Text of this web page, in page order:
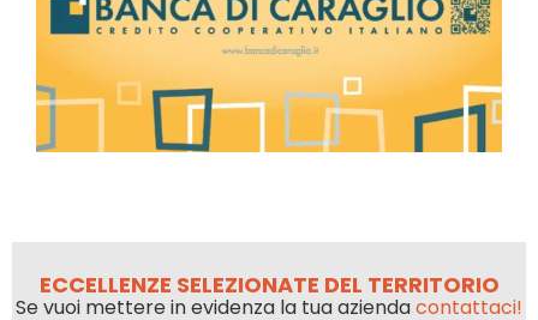
ECCELLENZE SELEZIONATE DEL TERRITORIO
Se vuoi mettere in evidenza la tua aziendacontattaci!